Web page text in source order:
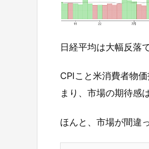
日経平均は大幅反落
CPIこと米消費者物
まり、市場の期待感
ほんと、市場が間違